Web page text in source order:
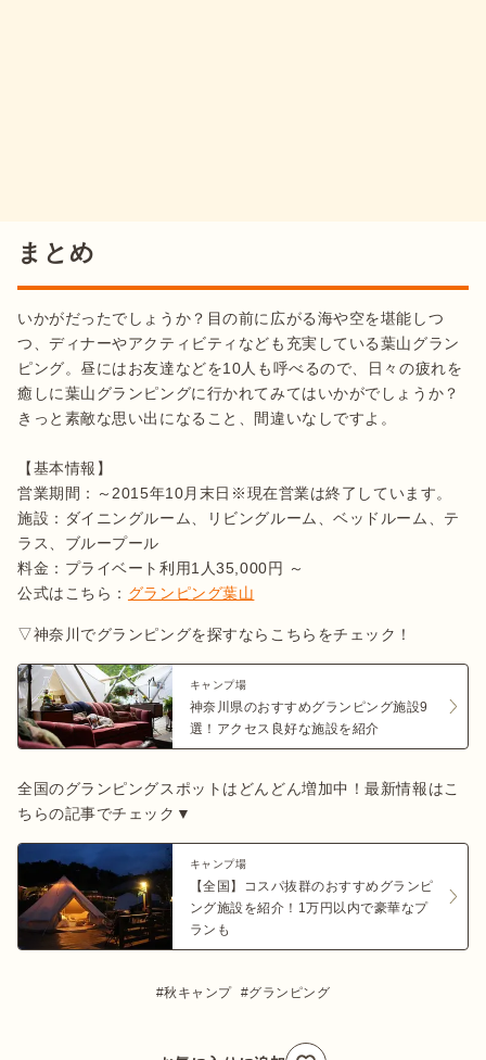
まとめ
いかがだったでしょうか？目の前に広がる海や空を堪能しつ
つ、ディナーやアクティビティなども充実している葉山グラン
ピング。昼にはお友達などを10人も呼べるので、日々の疲れを
癒しに葉山グランピングに行かれてみてはいかがでしょうか？
きっと素敵な思い出になること、間違いなしですよ。
【基本情報】
営業期間：～2015年10月末日※現在営業は終了しています。
施設：ダイニングルーム、リビングルーム、ベッドルーム、テ
ラス、ブループール
料金：プライベート利用1人35,000円 ～
公式はこちら： グランピング葉山
▽神奈川でグランピングを探すならこちらをチェック！
キャンプ場
神奈川県のおすすめグランピング施設9
選！アクセス良好な施設を紹介
全国のグランピングスポットはどんどん増加中！最新情報はこ
ちらの記事でチェック▼
キャンプ場
【全国】コスパ抜群のおすすめグランピ
ング施設を紹介！1万円以内で豪華なプ
ランも
秋キャンプ グランピング